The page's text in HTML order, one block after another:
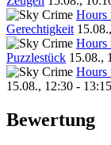
Hours
Gerechtigkeit
Hours
Puzzlestück 15.08.,
Hours
15.08., 12:30 -
Bewertung